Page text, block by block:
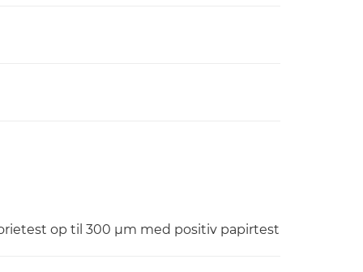
op til 300 μm med positiv papirtest